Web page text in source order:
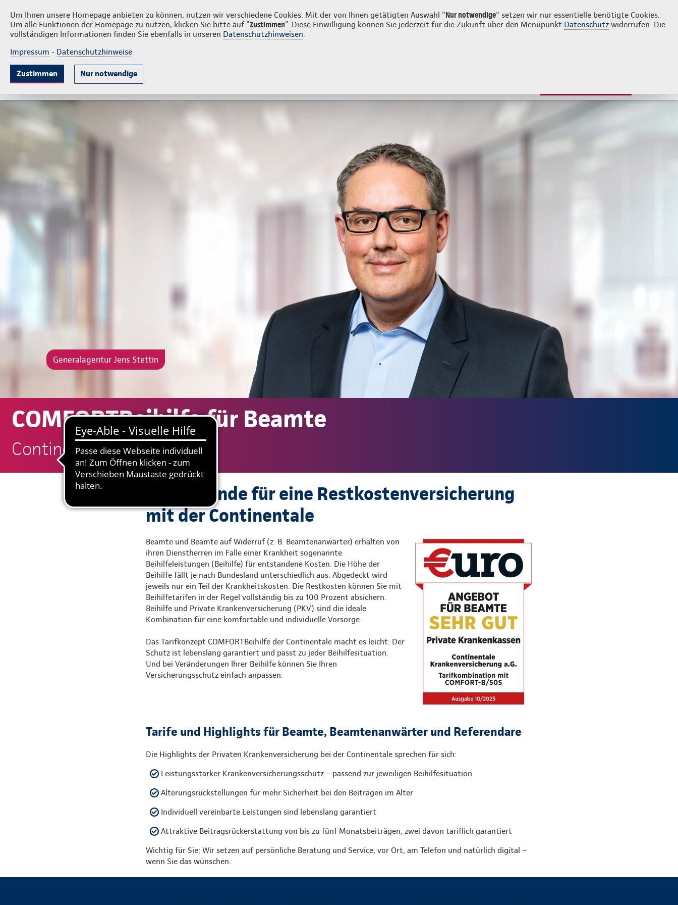
Um Ihnen unsere Homepage anbieten zu können, nutzen wir verschiedene Cookies. Mit der von Ihnen getätigten Auswahl "Nur notwendige" setzen wir nur essentielle benötigte Cookies.
Um alle Funktionen der Homepage zu nutzen, klicken Sie bitte auf "Zustimmen". Diese Einwilligung können Sie jederzeit für die Zukunft über den Menüpunkt Datenschutz widerrufen. Die
vollständigen Informationen finden Sie ebenfalls in unseren Datenschutzhinweisen.
Impressum - Datenschutzhinweise
Zustimmen Nur notwendige
Jens Stettin PrivatkundenFirmenkunden Login Kontakt 06104 4053918
KrankenversicherungLebensversicherung
Generalagentur Jens Stettin
COMFORTBeihilfe für Beamte
Continentale: Jens Stettin
Gute Gründe für eine Restkostenversicherung
mit der Continentale
Beamte und Beamte auf Widerruf (z. B. Beamtenanwärter) erhalten von
ihren Dienstherren im Falle einer Krankheit sogenannte
Beihilfeleistungen (Beihilfe) für entstandene Kosten. Die Höhe der
Beihilfe fällt je nach Bundesland unterschiedlich aus. Abgedeckt wird
jeweils nur ein Teil der Krankheitskosten. Die Restkosten können Sie mit
Beihilfetarifen in der Regel vollständig bis zu 100 Prozent absichern.
Beihilfe und Private Krankenversicherung (PKV) sind die ideale
Kombination für eine komfortable und individuelle Vorsorge.
Das Tarifkonzept COMFORTBeihilfe der Continentale macht es leicht: Der
Schutz ist lebenslang garantiert und passt zu jeder Beihilfesituation.
Und bei Veränderungen Ihrer Beihilfe können Sie Ihren
Versicherungsschutz einfach anpassen.
Tarife und Highlights für Beamte, Beamtenanwärter und Referendare
Die Highlights der Privaten Krankenversicherung bei der Continentale sprechen für sich:
Leistungsstarker Krankenversicherungsschutz – passend zur jeweiligen Beihilfesituation
Alterungsrückstellungen für mehr Sicherheit bei den Beiträgen im Alter
Individuell vereinbarte Leistungen sind lebenslang garantiert
Attraktive Beitragsrückerstattung von bis zu fünf Monatsbeiträgen, zwei davon tariflich garantiert
Wichtig für Sie: Wir setzen auf persönliche Beratung und Service, vor Ort, am Telefon und natürlich digital –
wenn Sie das wünschen.